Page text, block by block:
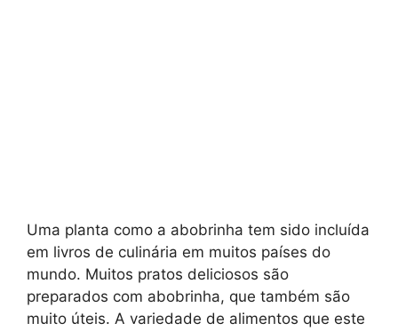
Uma planta como a abobrinha tem sido incluída
em livros de culinária em muitos países do
mundo. Muitos pratos deliciosos são
preparados com abobrinha, que também são
muito úteis. A variedade de alimentos que este